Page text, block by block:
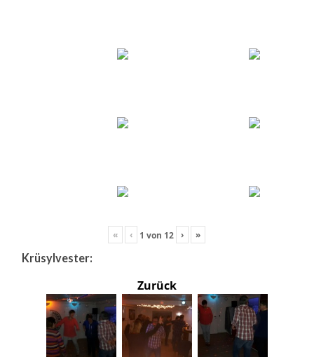
« ‹ 1 von 12 › »
Krüsylvester:
Zurück